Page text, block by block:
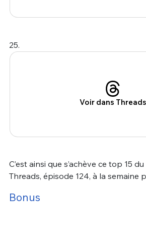
25.
Voir dans Threads
C’est ainsi que s’achève ce top 15
Threads, épisode 124, à la semaine
Bonus